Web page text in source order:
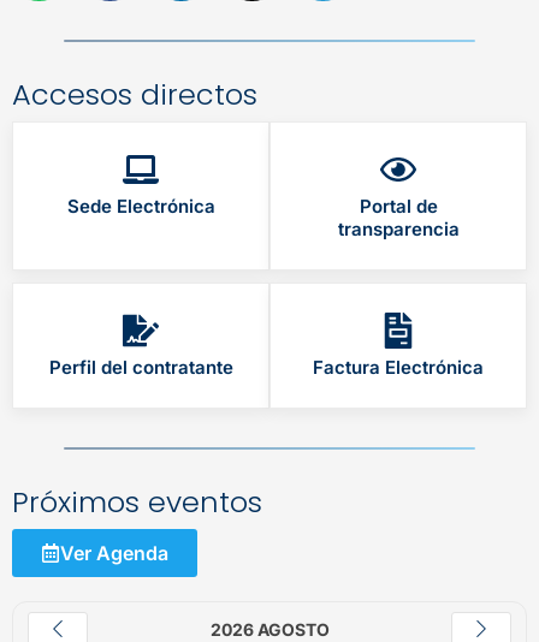
Accesos directos
Sede Electrónica
Portal de
transparencia
Perfil del contratante Factura Electrónica
Próximos eventos
Ver Agenda
2026 AGOSTO